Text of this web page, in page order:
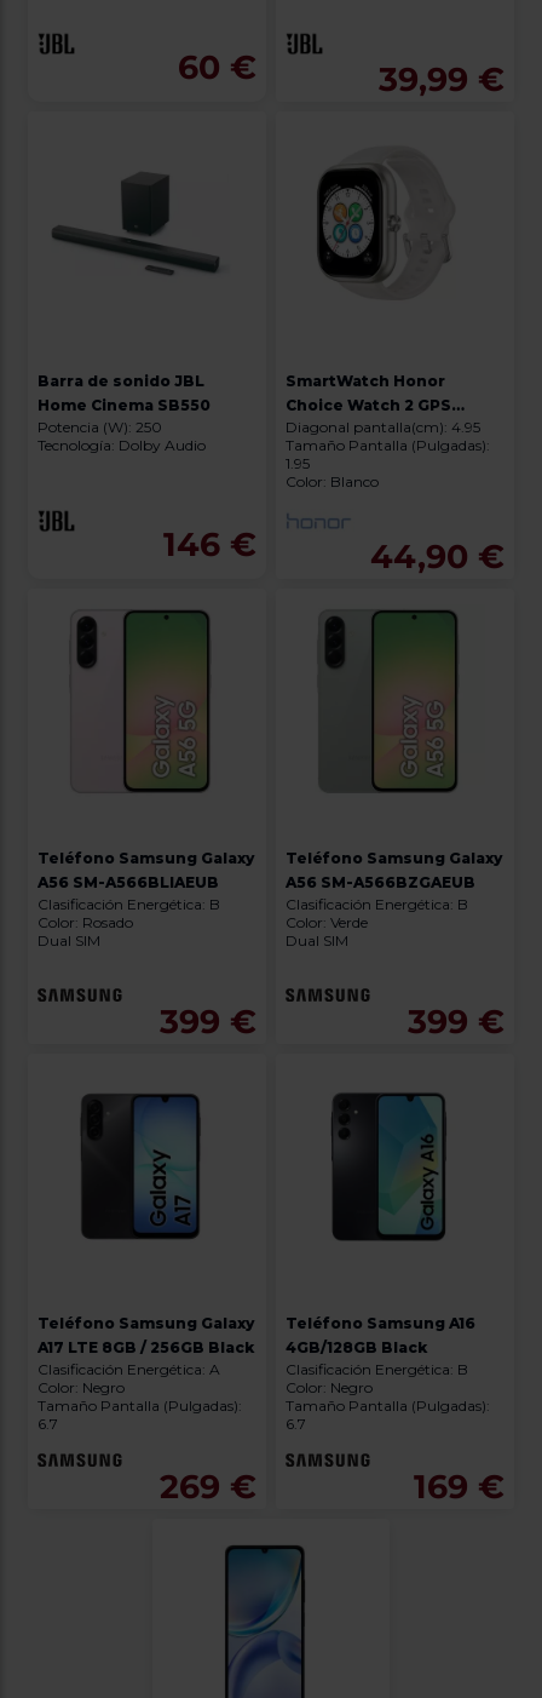
60 € 39,99 €
Barra de sonido JBL
Home Cinema SB550
Potencia (W): 250
Tecnología: Dolby Audio
146 €
SmartWatch Honor
Choice Watch 2 GPS
White
Diagonal pantalla(cm): 4.95
Tamaño Pantalla (Pulgadas):
1.95
Color: Blanco
44,90 €
Teléfono Samsung Galaxy
A56 SM-A566BLIAEUB
Clasificación Energética: B
Color: Rosado
Dual SIM
399 €
Teléfono Samsung Galaxy
A56 SM-A566BZGAEUB
Clasificación Energética: B
Color: Verde
Dual SIM
399 €
Teléfono Samsung Galaxy
A17 LTE 8GB / 256GB Black
Clasificación Energética: A
Color: Negro
Tamaño Pantalla (Pulgadas):
6.7
269 €
Teléfono Samsung A16
4GB/128GB Black
Clasificación Energética: B
Color: Negro
Tamaño Pantalla (Pulgadas):
6.7
169 €